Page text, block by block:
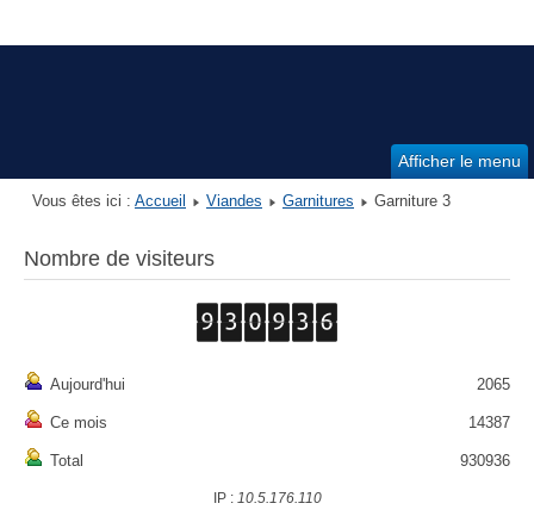
Afficher le menu
Vous êtes ici : Accueil Viandes Garnitures Garniture 3
Nombre de visiteurs
Aujourd'hui 2065
Ce mois 14387
Total 930936
IP : 10.5.176.110